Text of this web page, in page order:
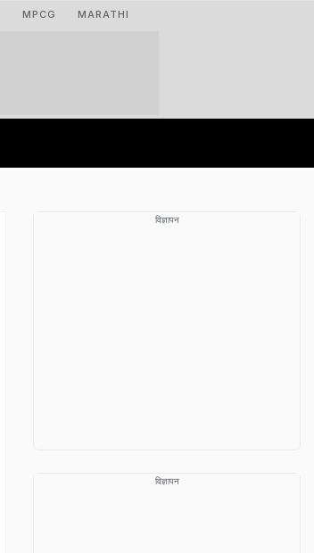
MPCG MARATHI
विज्ञापन
विज्ञापन